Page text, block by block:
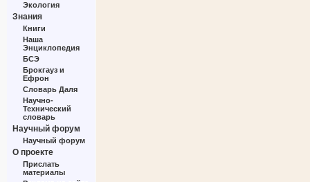
Экология
Знания
Книги
Наша
Энциклопедия
БСЭ
Брокгауз и
Ефрон
Словарь Даля
Научно-
Технический
словарь
Научный форум
Научный форум
О проекте
Прислать
материалы